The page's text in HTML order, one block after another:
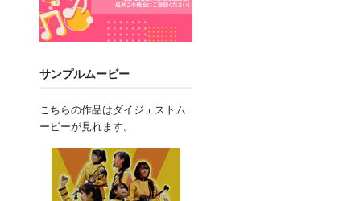
サンプルムービー
こちらの作品はダイジェストム
ービーが見れます。